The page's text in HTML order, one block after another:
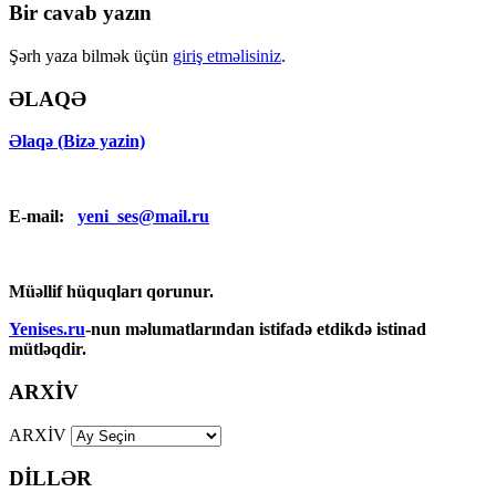
Bir cavab yazın
Şərh yaza bilmək üçün giriş etməlisiniz.
ƏLAQƏ
Əlaqə (Bizə yazin)
E-mail: yeni_ses@mail.ru
Müəllif hüquqları qorunur.
Yenises.ru-nun məlumatlarından istifadə etdikdə istinad
mütləqdir.
ARXİV
ARXİV
DİLLƏR